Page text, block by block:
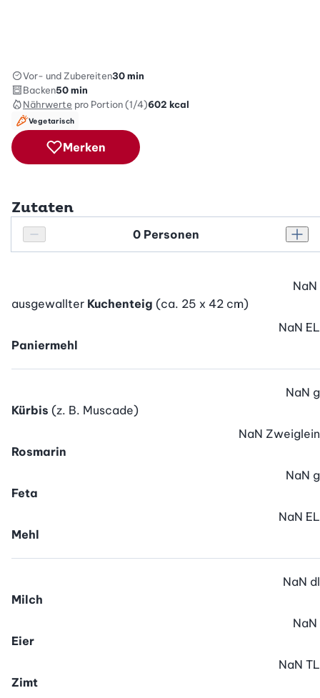
Vor- und Zubereiten30 min
Backen50 min
Nährwerte pro Portion (1/4)602 kcal
Vegetarisch
Merken
Zutaten
Personenanzahl verringern
Personenanzahl
ausgewallter Kuchenteig (ca. 25 x 42 cm)
NaN
Paniermehl
NaN EL
Kürbis (z. B. Muscade)
NaN g
Rosmarin
NaN Zweiglein
Feta
NaN g
Mehl
NaN EL
Milch
NaN dl
Eier
NaN
Zimt
NaN TL